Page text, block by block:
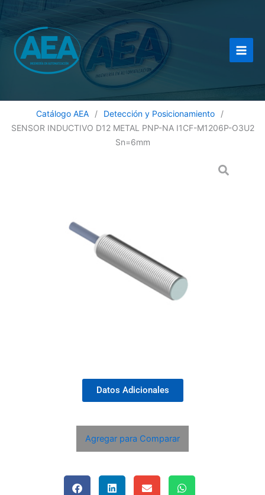
al
contenido
Catálogo AEA / Detección y Posicionamiento
/
SENSOR INDUCTIVO D12 METAL PNP-NA I1CF-M1206P-O3U2
Sn=6mm
Datos Adicionales
Agregar para Comparar